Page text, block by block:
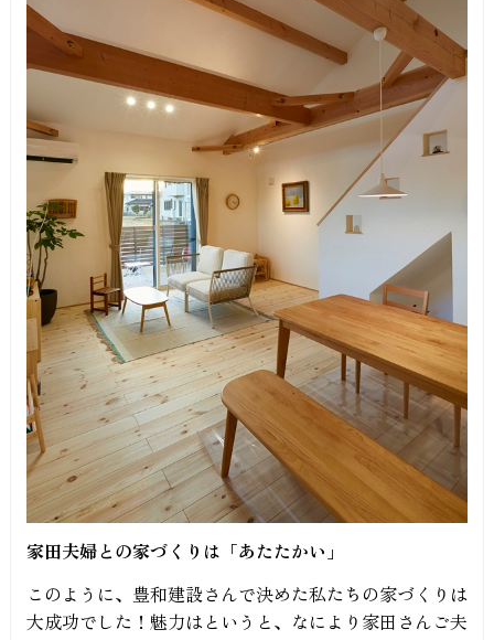
家田夫婦との家づくりは「あたたかい」
このように、豊和建設さんで決めた私たちの家づくりは
大成功でした！魅力はというと、なにより家田さんご夫